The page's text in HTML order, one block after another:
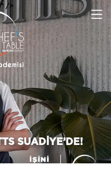
/>
SUADIYE’DE!